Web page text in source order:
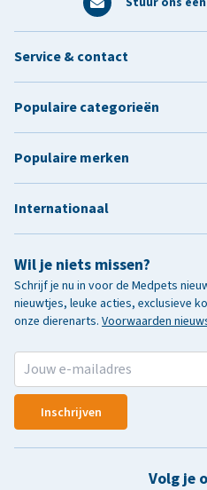
Wil je niets missen?
Schrijf je nu in voor de Medpets
nieuwtjes, leuke acties, exclusieve
onze dierenarts. Voorwaarden
Inschrijven
Volg je
Service & contact
Populaire categorieën
Populaire merken
Internationaal